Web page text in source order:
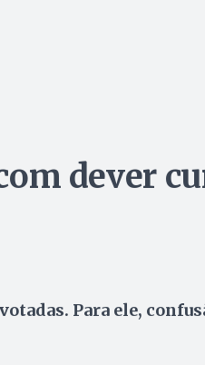
dever
Para ele,